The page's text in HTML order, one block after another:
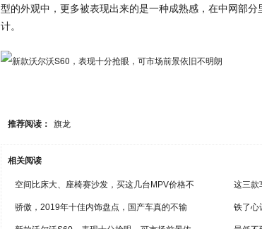
型的外观中，更多被表现出来的是一种成熟感，在中网部
计。
推荐阅读： 旗龙
相关阅读
空间比床大、座椅赛沙发，买这几台MPV价格不 这三款
骄傲，2019年十佳内饰盘点，国产车真的不输 铁了心